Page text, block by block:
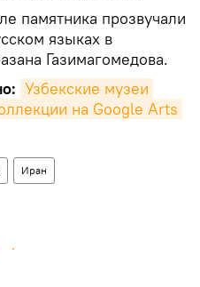
памятника прозвучали
языках в
Газимагомедова.
Узбекские музеи
на Google Arts
Иран